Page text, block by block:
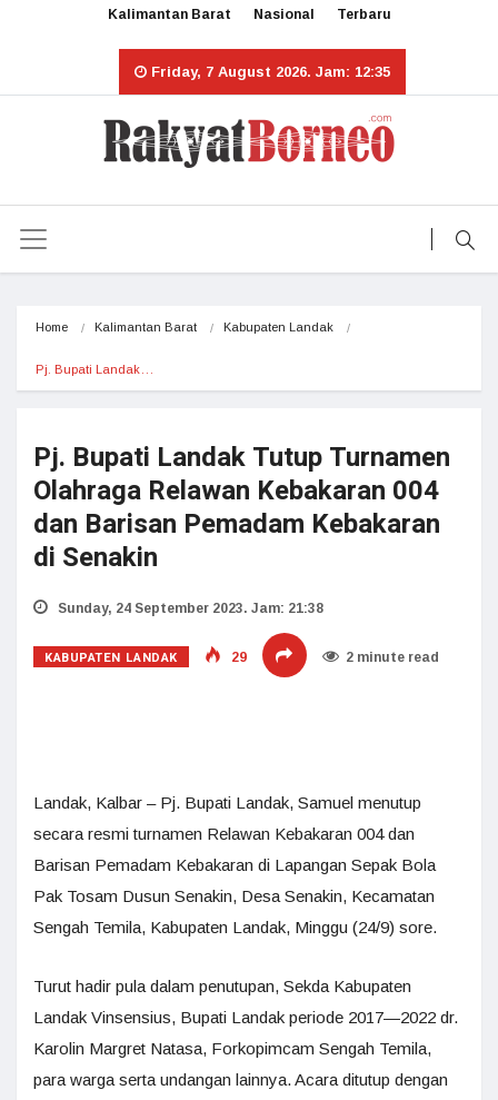
Kalimantan Barat Nasional Terbaru
Friday, 7 August 2026. Jam: 12:35
Home Kalimantan Barat Kabupaten Landak
Pj. Bupati Landak…
Pj. Bupati Landak Tutup Turnamen
Olahraga Relawan Kebakaran 004
dan Barisan Pemadam Kebakaran
di Senakin
Sunday, 24 September 2023. Jam: 21:38
KABUPATEN LANDAK 29 2 minute read
Landak, Kalbar – Pj. Bupati Landak, Samuel menutup
secara resmi turnamen Relawan Kebakaran 004 dan
Barisan Pemadam Kebakaran di Lapangan Sepak Bola
Pak Tosam Dusun Senakin, Desa Senakin, Kecamatan
Sengah Temila, Kabupaten Landak, Minggu (24/9) sore.
Turut hadir pula dalam penutupan, Sekda Kabupaten
Landak Vinsensius, Bupati Landak periode 2017—2022 dr.
Karolin Margret Natasa, Forkopimcam Sengah Temila,
para warga serta undangan lainnya. Acara ditutup dengan